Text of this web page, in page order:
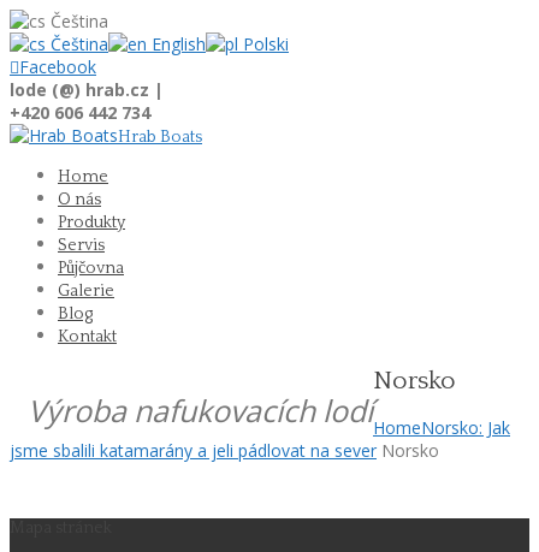
Čeština
Čeština
English
Polski
Facebook
lode (@) hrab.cz |
+420 606 442 734
Hrab Boats
Home
O nás
Produkty
Servis
Půjčovna
Galerie
Blog
Kontakt
Výroba nafukovacích lodí
Norsko
HomeNorsko: Jak
jsme sbalili katamarány a jeli pádlovat na sever Norsko